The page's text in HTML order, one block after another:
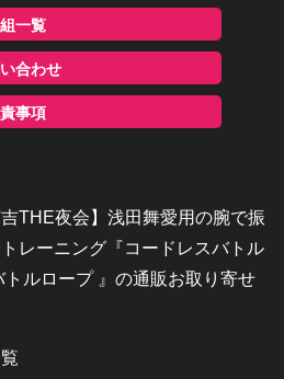
一覧
合わせ
事項
吉THE夜会】浅田舞愛用の腕で振
レーニング『コードレスバトル
トルロープ 』の通販お取り寄せ